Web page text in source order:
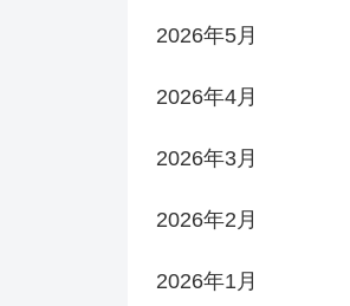
2026年5月
2026年4月
2026年3月
2026年2月
2026年1月